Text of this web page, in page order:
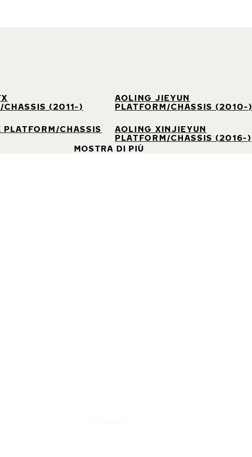
CHASSIS (2011-)
AOLING JIEYUN
PLATFORM/CHASSIS (2010-)
CHASSIS
AOLING XINJIEYUN
PLATFORM/CHASSIS (2016-)
MOSTRA DI PIÙ